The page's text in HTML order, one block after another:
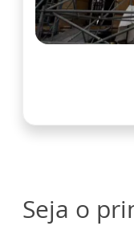
Seja o